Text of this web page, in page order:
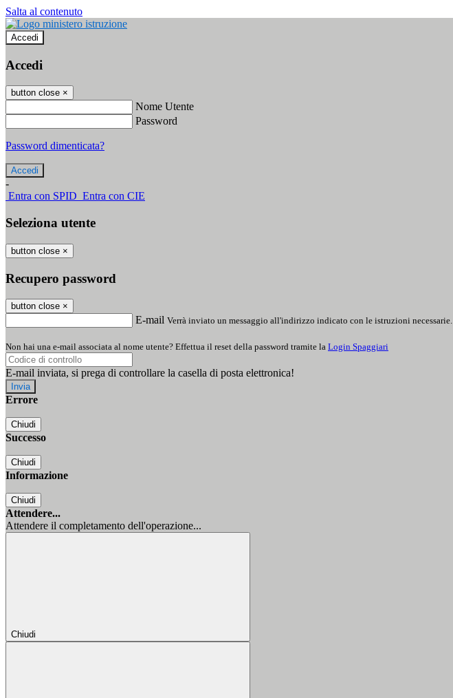
Salta al contenuto
Accedi
Accedi
button close ×
Nome Utente
Password
Password dimenticata?
-
Entra con SPID Entra con CIE
Seleziona utente
button close ×
Recupero password
button close ×
E-mail Verrà inviato un messaggio all'indirizzo indicato con le istruzioni necessarie.
Non hai una e-mail associata al nome utente? Effettua il reset della password tramite la Login Spaggiari
E-mail inviata, si prega di controllare la casella di posta elettronica!
Errore
Chiudi
Successo
Chiudi
Informazione
Chiudi
Attendere...
Attendere il completamento dell'operazione...
Chiudi